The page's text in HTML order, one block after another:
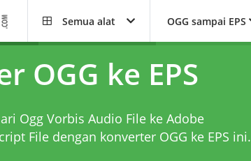
Semua alat OGG sampai EPS
OGG ke EPS
Ogg Vorbis Audio File ke Adobe
File dengan konverter OGG ke EPS ini.